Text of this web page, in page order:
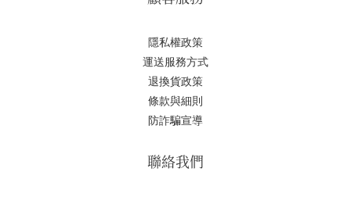
隱私權政策
運送服務方式
退換貨政策
條款與細則
防詐騙宣導
聯絡我們